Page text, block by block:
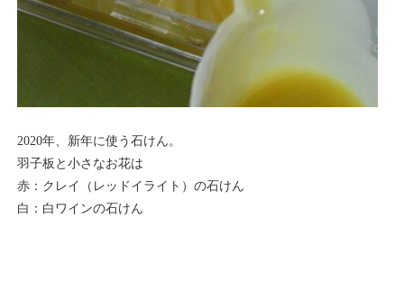
2020年、新年に使う石けん。
羽子板と小さなお花は
赤：クレイ（レッドイライト）の石けん
白：白ワインの石けん